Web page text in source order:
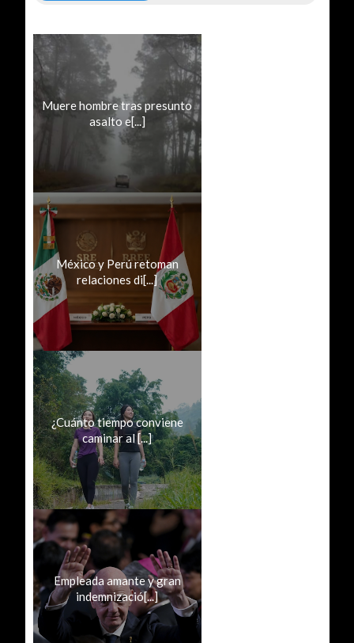
Muere hombre tras presunto
asalto e[...]
México y Perú retoman
relaciones di[...]
¿Cuánto tiempo conviene
caminar al [...]
Empleada amante y gran
indemnizació[...]